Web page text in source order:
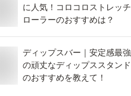
に人気！コロコロストレッチ
ローラーのおすすめは？
ディップスバー｜安定感最強
の頑丈なディップススタンド
のおすすめを教えて！